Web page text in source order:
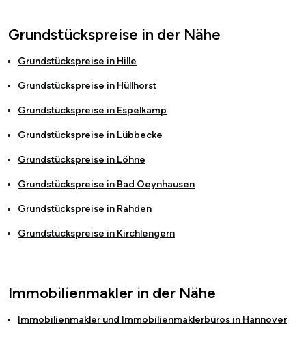
Grundstückspreise in der Nähe
Grundstückspreise in Hille
Grundstückspreise in Hüllhorst
Grundstückspreise in Espelkamp
Grundstückspreise in Lübbecke
Grundstückspreise in Löhne
Grundstückspreise in Bad Oeynhausen
Grundstückspreise in Rahden
Grundstückspreise in Kirchlengern
Immobilienmakler in der Nähe
Immobilienmakler und Immobilienmaklerbüros in Hannover